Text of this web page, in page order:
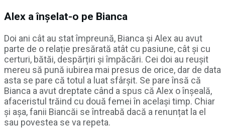
Alex a înșelat-o pe Bianca
Doi ani cât au stat împreună, Bianca și Alex au avut
parte de o relație presărată atât cu pasiune, cât și cu
certuri, bătăi, despărțiri și împăcări. Cei doi au reușit
mereu să pună iubirea mai presus de orice, dar de data
asta se pare că totul a luat sfârșit. Se pare însă că
Bianca a avut dreptate când a spus că Alex o înșeală,
afaceristul trăind cu două femei în același timp. Chiar
și așa, fanii Biancăi se întreabă dacă a renunțat la el
sau povestea se va repeta.